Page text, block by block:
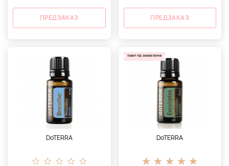
ПРЕДЗАКАЗ ПРЕДЗАКАЗ
DoTERRA
ТОВАР ПІД ЗАМОВЛЕННЯ
DoTERRA